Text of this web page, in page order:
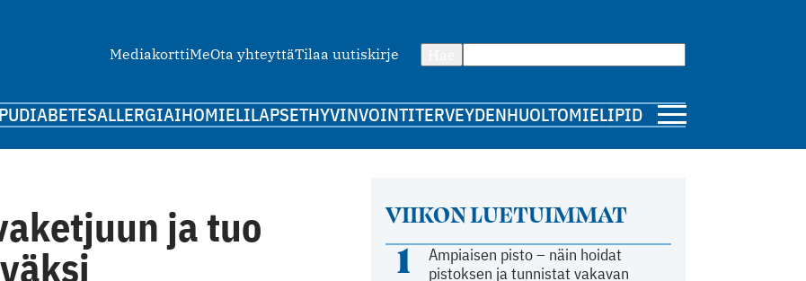
MediakorttiMeOta yhteyttäTilaa uutiskirje
DIABETESALLERGIAIHOMIELILAPSETHYVINVOINTITERVEYDENHUOLTOMIELIPIDE
VIIKON LUETUIMMAT
1
Ampiaisen pisto – näin hoidat
pistoksen ja tunnistat vakavan
ja tuo